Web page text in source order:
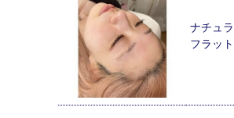
ナチュ
フラッ